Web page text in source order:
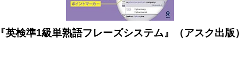
『英検準1級単熟語フレーズシステム』（アスク出版）